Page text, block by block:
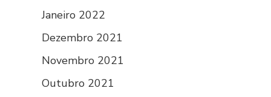
Janeiro 2022
Dezembro 2021
Novembro 2021
Outubro 2021